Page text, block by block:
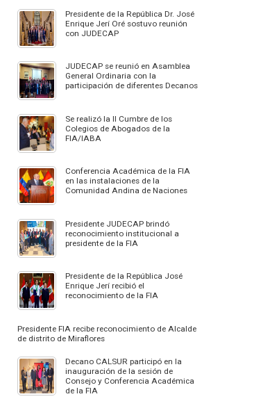
Presidente de la República Dr. José
Enrique Jerí Oré sostuvo reunión
con JUDECAP
JUDECAP se reunió en Asamblea
General Ordinaria con la
participación de diferentes Decanos
Se realizó la II Cumbre de los
Colegios de Abogados de la
FIA/IABA
Conferencia Académica de la FIA
en las instalaciones de la
Comunidad Andina de Naciones
Presidente JUDECAP brindó
reconocimiento institucional a
presidente de la FIA
Presidente de la República José
Enrique Jerí recibió el
reconocimiento de la FIA
Presidente FIA recibe reconocimiento de Alcalde
de distrito de Miraflores
Decano CALSUR participó en la
inauguración de la sesión de
Consejo y Conferencia Académica
de la FIA